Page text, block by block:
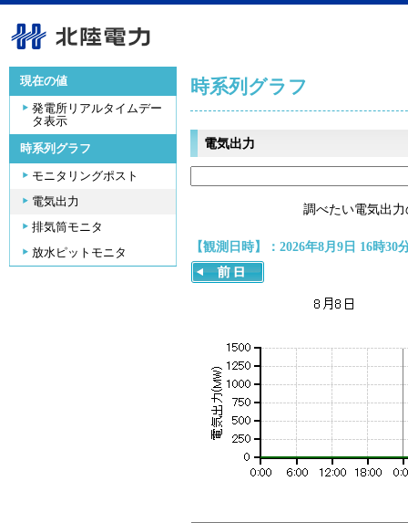
現在の値
発電所リアルタイムデー
タ表示
時系列グラフ
モニタリングポスト
電気出力
排気筒モニタ
放水ピットモニタ
時系列グラフ
電気出力
調べたい電気出
【観測日時】：2026年8月9日 16時30